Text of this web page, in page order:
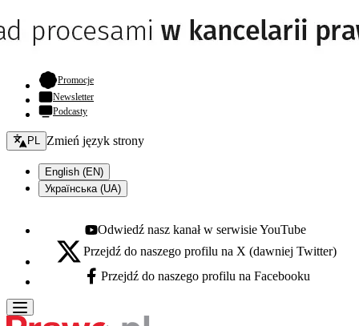
Promocje- otwiera się w nowej karcie
Newsletter
Podcasty
Zmień język - bieżący:
PL Zmień język strony
English (EN)
Українська (UA)
Youtube - otwiera się w nowej karcie
Odwiedź nasz kanał w serwisie YouTube
X - otwiera się w nowej karcie
Przejdź do naszego profilu na X (dawniej Twitter)
Facebook - otwiera się w nowej karcie
Przejdź do naszego profilu na Facebooku